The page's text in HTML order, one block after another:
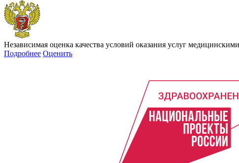
Независимая оценка качества условий оказания услуг
Подробнее Оценить